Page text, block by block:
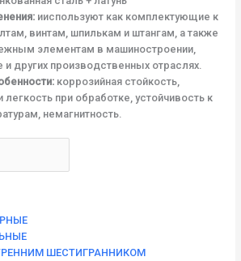
ииспользуют как комплектующие к
винтам, шпилькам и штангам, а также
элементам в машиностроении,
и других производственных отраслях.
коррозийная стойкость,
легкость при обработке, устойчивость к
немагнитность.
ШЕСТИГРАННИКОМ